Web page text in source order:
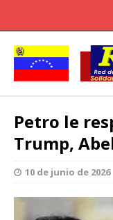
Petro le
Trump,
10 de junio de 2026